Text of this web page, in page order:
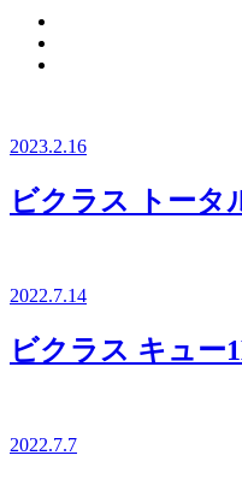
2023.2.16
ビクラス トー
2022.7.14
ビクラス キュー
2022.7.7